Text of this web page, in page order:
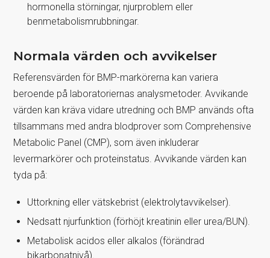
hormonella störningar, njurproblem eller
benmetabolismrubbningar.
Normala värden och avvikelser
Referensvärden för BMP-markörerna kan variera
beroende på laboratoriernas analysmetoder. Avvikande
värden kan kräva vidare utredning och BMP används ofta
tillsammans med andra blodprover som Comprehensive
Metabolic Panel (CMP), som även inkluderar
levermarkörer och proteinstatus. Avvikande värden kan
tyda på:
Uttorkning eller vätskebrist (elektrolytavvikelser).
Nedsatt njurfunktion (förhöjt kreatinin eller urea/BUN).
Metabolisk acidos eller alkalos (förändrad
bikarbonatnivå).